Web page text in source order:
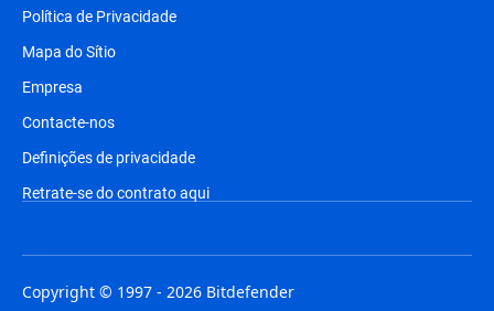
Política de Privacidade
Mapa do Sítio
Empresa
Contacte-nos
Definições de privacidade
Retrate-se do contrato aqui
Copyright © 1997 - 2026 Bitdefender